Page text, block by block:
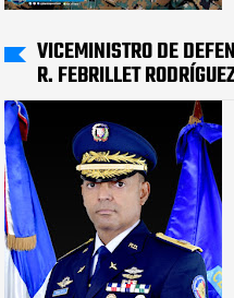
VICEMINISTRO DE
R. FEBRILLET